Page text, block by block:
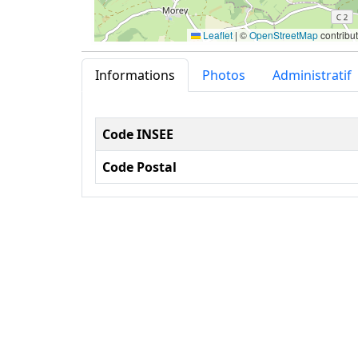
Leaflet | ©OpenStreetMap
Informations Photos Administratif
Informations
Code INSEE
Code Postal